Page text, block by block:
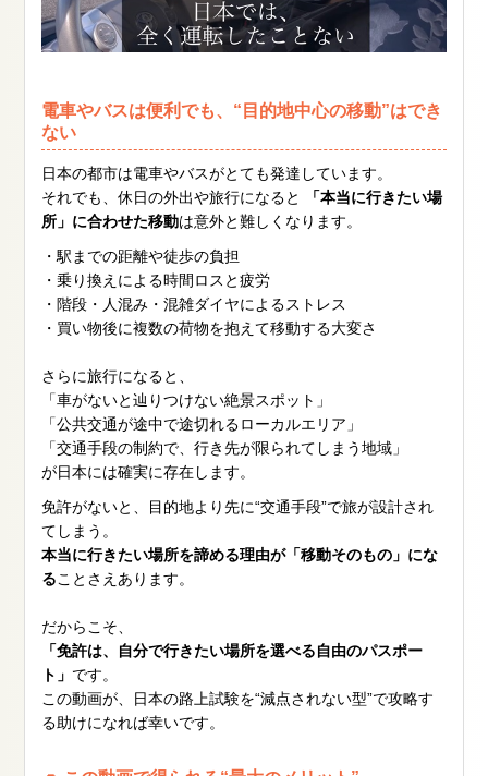
電車やバスは便利でも、“目的地中心の移動”はでき
ない
日本の都市は電車やバスがとても発達しています。
それでも、休日の外出や旅行になると
「本当に行きたい場
所」に合わせた移動は意外と難しくなります。
・駅までの距離や徒歩の負担
・乗り換えによる時間ロスと疲労
・階段・人混み・混雑ダイヤによるストレス
・買い物後に複数の荷物を抱えて移動する大変さ
さらに旅行になると、
「車がないと辿りつけない絶景スポット」
「公共交通が途中で途切れるローカルエリア」
「交通手段の制約で、行き先が限られてしまう地域」
が日本には確実に存在します。
免許がないと、目的地より先に“交通手段”で旅が設計され
てしまう。
本当に行きたい場所を諦める理由が「移動そのもの」にな
ることさえあります。
だからこそ、
「免許は、自分で行きたい場所を選べる自由のパスポー
ト」 です。
この動画が、日本の路上試験を“減点されない型”で攻略す
る助けになれば幸いです。